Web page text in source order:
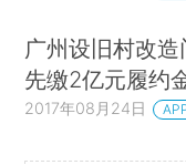
广州设旧村改
先缴2亿元履约
2017年08月24日